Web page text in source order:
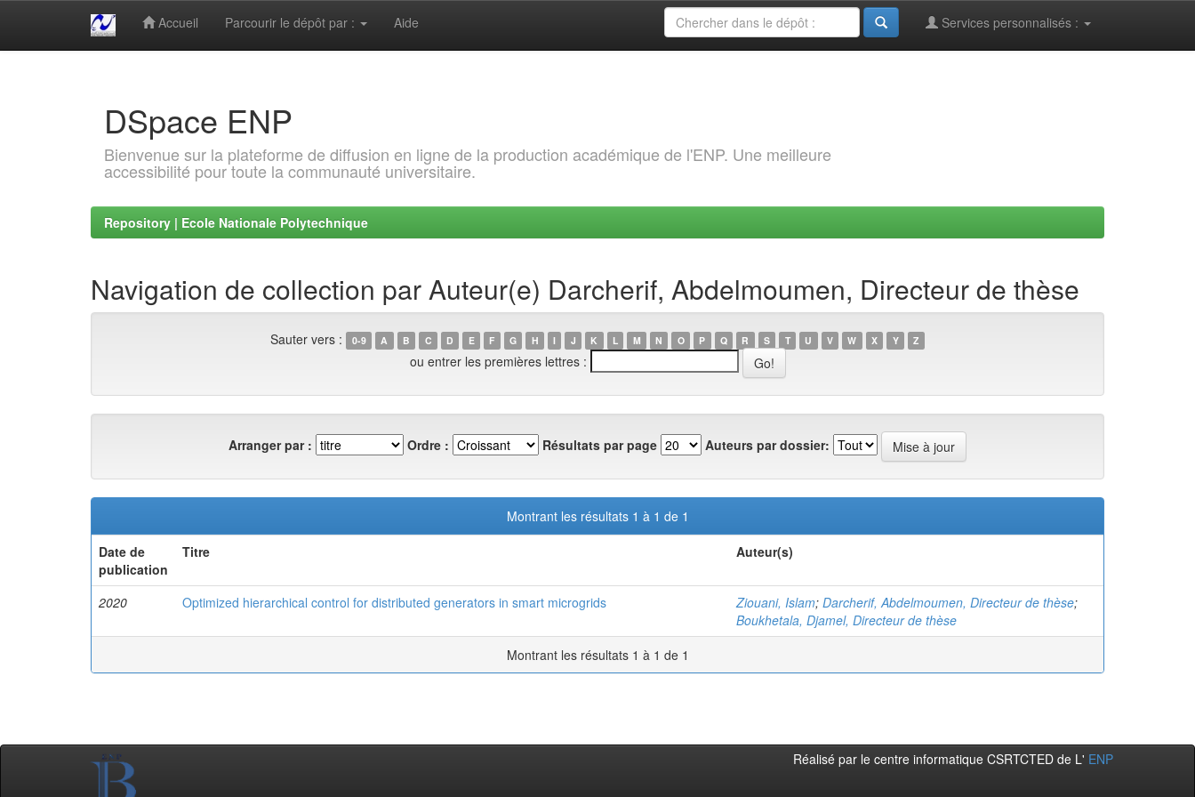
Accueil Parcourir le dépôt par : Aide Services personnalisés :
DSpace ENP
Bienvenue sur la plateforme de diffusion en ligne de la production académique de l'ENP. Une meilleure
accessibilité pour toute la communauté universitaire.
Repository | Ecole Nationale Polytechnique
Navigation de collection par Auteur(e) Darcherif, Abdelmoumen, Directeur de thèse
Sauter vers : 0-9 A B C D E F G H I J K L M N O P Q R S T U V W X Y Z
ou entrer les premières lettres :
Arranger par : Ordre : Résultats par page Auteurs par dossier:
Montrant les résultats 1 à 1 de 1
Date de
publication
Titre Auteur(s)
2020 Optimized hierarchical control for distributed generators in smart microgrids Ziouani, Islam; Darcherif, Abdelmoumen, Directeur de thèse;
Boukhetala, Djamel, Directeur de thèse
Montrant les résultats 1 à 1 de 1
Réalisé par le centre informatique CSRTCTED de L' ENP